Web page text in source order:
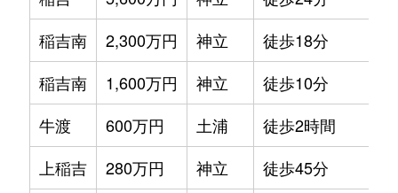
稲吉南
2,300万円 神立 徒歩18分
稲吉南
1,600万円 神立 徒歩10分
牛渡
600万円 土浦 徒歩2時間
上稲吉
280万円 神立 徒歩45分